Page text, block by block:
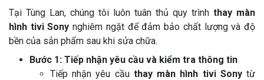
Tại Tùng Lan, chúng tôi luôn tuân thủ quy trình thay màn
hình tivi Sony nghiêm ngặt để đảm bảo chất lượng và độ
bền của sản phẩm sau khi sửa chữa.
Bước 1: Tiếp nhận yêu cầu và kiểm tra thông tin
Tiếp nhận yêu cầu thay màn hình tivi Sonytừ